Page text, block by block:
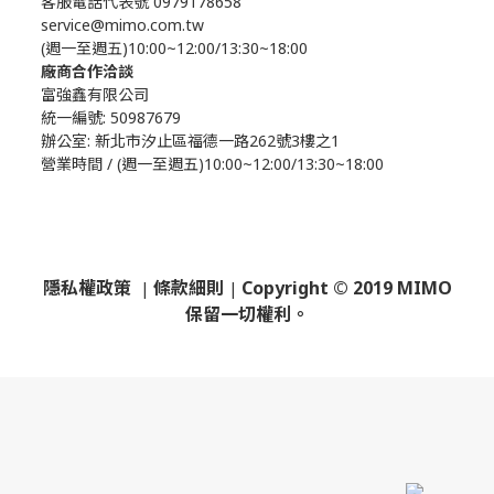
service@mimo.com.tw
(週一至週五)10:00~12:00/13:30~18:00
廠商合作洽談
富強鑫有限公司
統一編號: 50987679
辦公室: 新北市汐止區福德一路262號3樓之1
營業時間 / (週一至週五)10:00~12:00/13:30~18:00
隱私權政策 | 條款細則 | Copyright © 2019 MIMO
保留一切權利。